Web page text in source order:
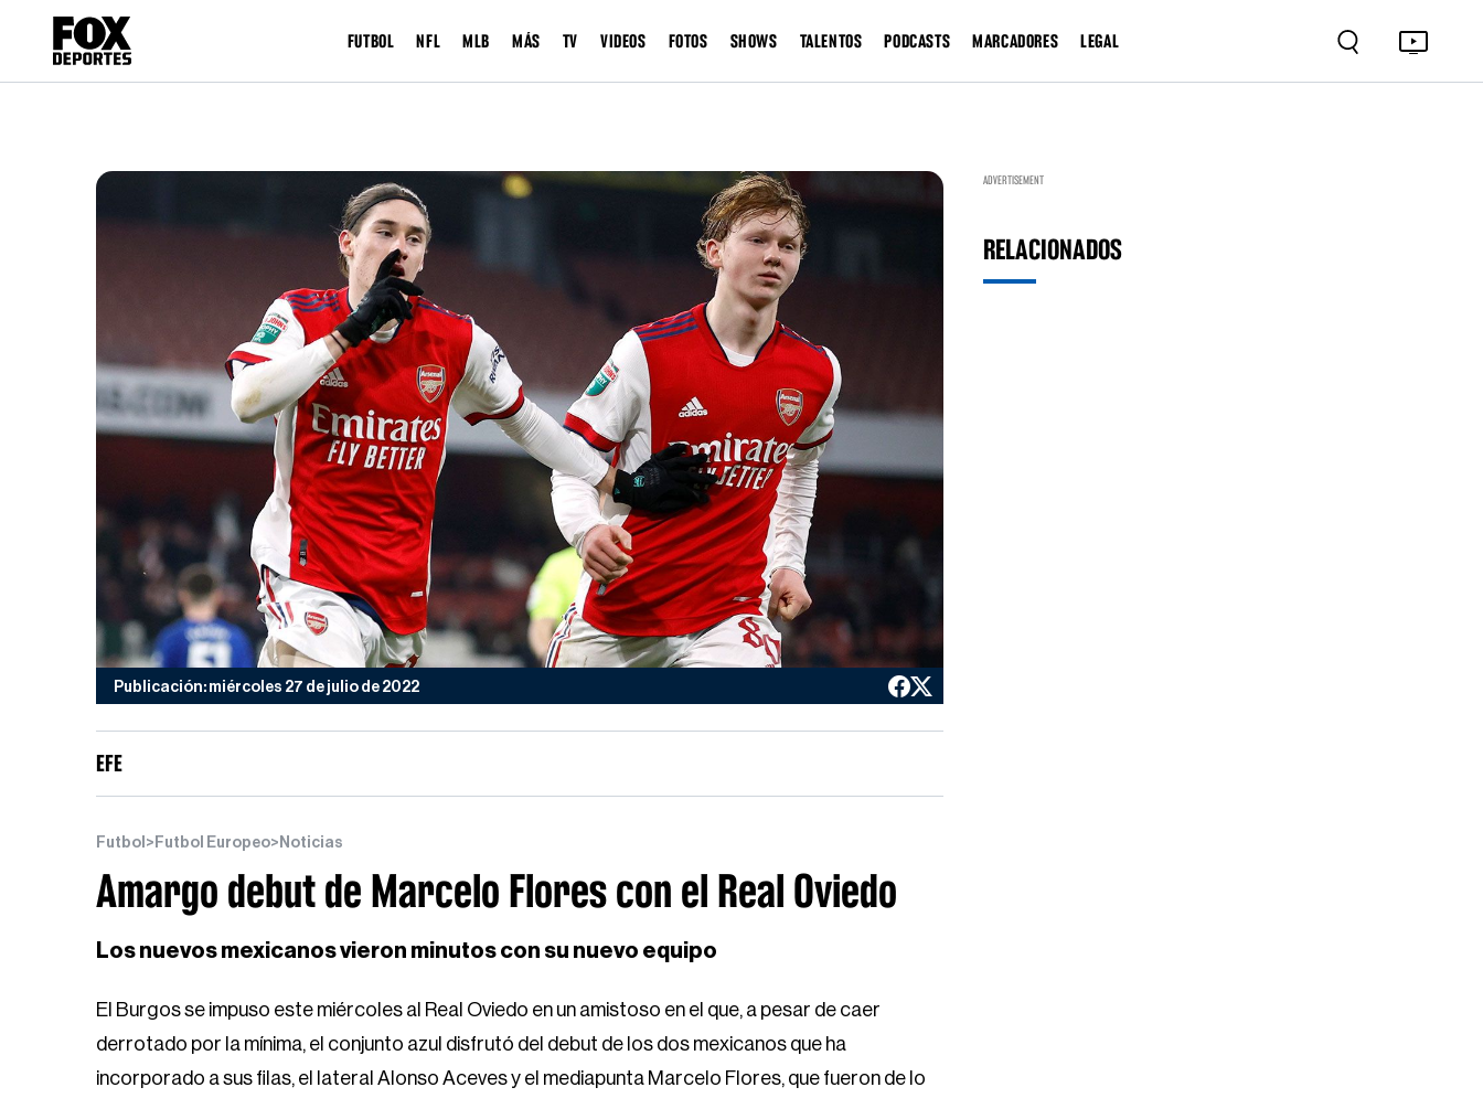
FUTBOL NFL MLB MÁS TV VIDEOS FOTOS SHOWS TALENTOS PODCASTS MARCADORES LEGAL
Publicación: miércoles 27 de julio de 2022
EFE
Futbol > Futbol Europeo> Noticias
Amargo debut de Marcelo Flores con el Real Oviedo
Los nuevos mexicanos vieron minutos con su nuevo equipo
El Burgos se impuso este miércoles al Real Oviedo en un amistoso en el que, a pesar de caer
derrotado por la mínima, el conjunto azul disfrutó del debut de los dos mexicanos que ha
incorporado a sus filas, el lateral Alonso Aceves y el mediapunta Marcelo Flores, que fueron de lo
ADVERTISEMENT
RELACIONADOS